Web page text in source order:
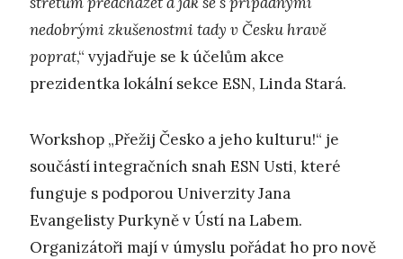
nedobrými zkušenostmi tady v Česku hravě
poprat,“ vyjadřuje se k účelům akce
prezidentka lokální sekce ESN, Linda Stará.
Workshop „Přežij Česko a jeho kulturu!“ je
součástí integračních snah ESN Usti, které
funguje s podporou Univerzity Jana
Evangelisty Purkyně v Ústí na Labem.
Organizátoři mají v úmyslu pořádat ho pro nově